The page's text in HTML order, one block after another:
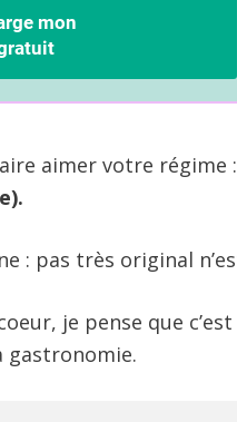
aimer votre régime :
: pas très original
je pense que
gastronomie.